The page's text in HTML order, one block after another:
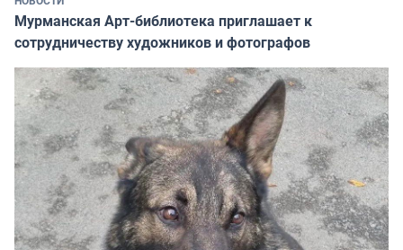
Мурманская Арт-библиотека приглашает к
сотрудничеству художников и фотографов